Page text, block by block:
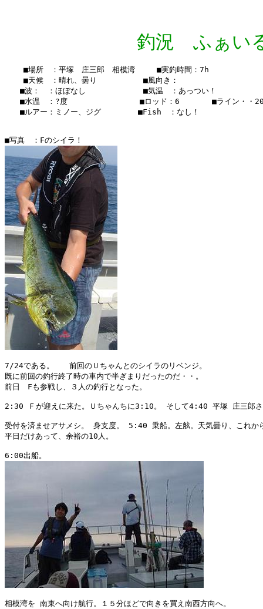
釣況 ふぁい
    ■場所　：平塚　庄三郎　相模湾　   ■実釣時間：7h
    ■天候　：晴れ、曇り 　    　　■風向き：
■波：　：ほぼなし       　  　■気温　：あっつい！
■水温　：?度　　　　　  　  　■ロッド：6　　  　■ライン・・
■ルアー：ミノー、ジグ　　　   ■Fish　：なし！
7/24である。　　前回のＵちゃんとのシイラのリベンジ。
既に前回の釣行終了時の車内で半ぎまりだったのだ・・。
前日　Fも参戦し、３人の釣行となった。
2:30 Ｆが迎えに来た。Ｕちゃんちに3:10。 そして4:40 平塚 庄三郎さ
受付を済ませアサメシ。 身支度。 5:40 乗船。左舷。天気曇り、これか
平日だけあって、余裕の10人。
相模湾を 南東へ向け航行。１５分ほどで向きを買え南西方向へ。